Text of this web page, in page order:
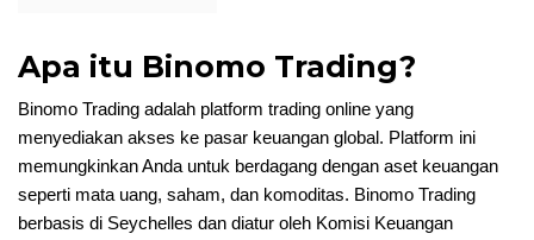
Apa itu Binomo Trading?
Binomo Trading adalah platform trading online yang
menyediakan akses ke pasar keuangan global. Platform ini
memungkinkan Anda untuk berdagang dengan aset keuangan
seperti mata uang, saham, dan komoditas. Binomo Trading
berbasis di Seychelles dan diatur oleh Komisi Keuangan